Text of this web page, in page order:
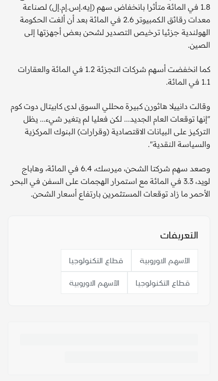
1.8 في المائة متأثرا بانخفاض سهم (إيه.إس.إم.إل) لصناعة
معدات رقائق الكمبيوتر 2.6 في المائة بعد أن ألغت الحكومة
الهولندية جزئيا ترخيص التصدير لشحن بعض أجهزتها إلى
الصين.
كما انخفضت أسهم شركات التجزئة 1.2 في المائة والعقارات
1.1 في المائة.
وقالت دانييلا هاثورن كبيرة محللي السوق لدى كابيتال دوت كوم
"إنها توقعات العام الجديد... لكن فعليا لم يتغير شيء... يظل
التركيز على البيانات الاقتصادية (وقرارات) البنوك المركزية
والسياسة النقدية".
وصعد سهم شركتا الشحن، ميرسك، 6.4 في المائة، وهاباج
لويد، 3.3 في المائة مع استمرار الهجمات على السفن في البحر
الأحمر ما زاد توقعات المستثمرين بارتفاع أسعار الشحن.
التعريفات
الأسهم الاوروبية قطاع التكنولوجيا
قطاع التكنولوجيا الأسهم الاوروبية